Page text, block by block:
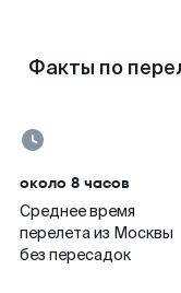
Факты по
около 8 часов
Среднее время
перелета из Москвы
без пересадок